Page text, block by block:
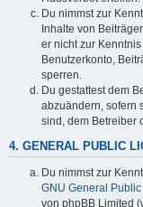
Du nimmst zur
Inhalte von
er nicht zur
Benutzerkonto,
sperren.
Du gestattest dem
abzuändern, sofern
sind, dem Betreiber
4. GENERAL PUBLIC
Du nimmst zur
GNU General
von phpBB Limited